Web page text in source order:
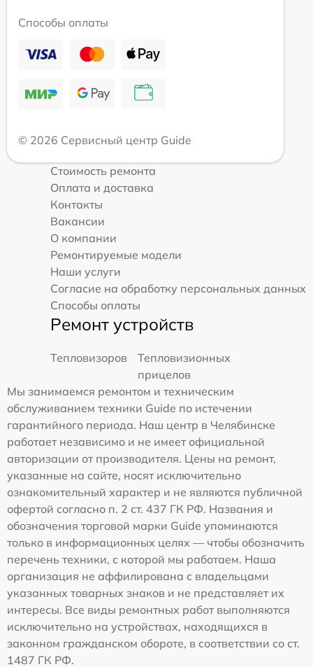
Способы оплаты
© 2026 Сервисный центр Guide
Стоимость ремонта
Оплата и доставка
Контакты
Вакансии
О компании
Ремонтируемые модели
Наши услуги
Согласие на обработку персональных данных
Способы оплаты
Ремонт устройств
Тепловизоров
Тепловизионных
прицелов
Мы занимаемся ремонтом и техническим
обслуживанием техники Guide по истечении
гарантийного периода. Наш центр в Челябинске
работает независимо и не имеет официальной
авторизации от производителя. Цены на ремонт,
указанные на сайте, носят исключительно
ознакомительный характер и не являются публичной
офертой согласно п. 2 ст. 437 ГК РФ. Названия и
обозначения торговой марки Guide упоминаются
только в информационных целях — чтобы обозначить
перечень техники, с которой мы работаем. Наша
организация не аффилирована с владельцами
указанных товарных знаков и не представляет их
интересы. Все виды ремонтных работ выполняются
исключительно на устройствах, находящихся в
законном гражданском обороте, в соответствии со ст.
1487 ГК РФ.